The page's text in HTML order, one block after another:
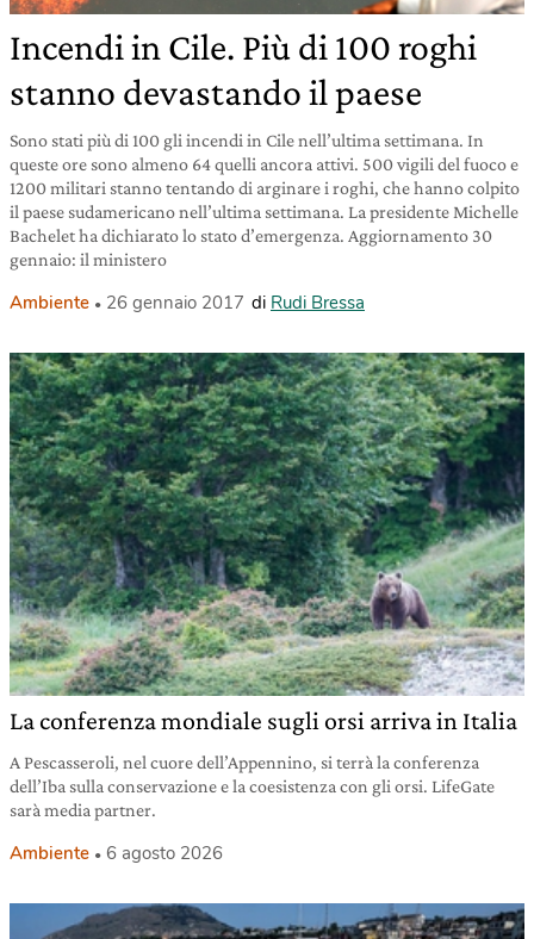
Incendi in Cile. Più di 100 roghi
stanno devastando il paese
Sono stati più di 100 gli incendi in Cile nell’ultima settimana. In
queste ore sono almeno 64 quelli ancora attivi. 500 vigili del fuoco e
1200 militari stanno tentando di arginare i roghi, che hanno colpito
il paese sudamericano nell’ultima settimana. La presidente Michelle
Bachelet ha dichiarato lo stato d’emergenza. Aggiornamento 30
gennaio: il ministero
Ambiente 26 gennaio 2017 di Rudi Bressa
La conferenza mondiale sugli orsi arriva in Italia
A Pescasseroli, nel cuore dell’Appennino, si terrà la conferenza
dell’Iba sulla conservazione e la coesistenza con gli orsi. LifeGate
sarà media partner.
Ambiente 6 agosto 2026